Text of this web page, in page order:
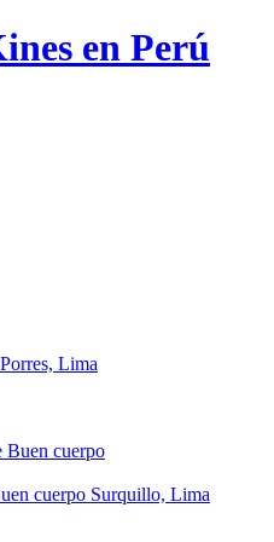
Lima
cuerpo Surquillo, Lima